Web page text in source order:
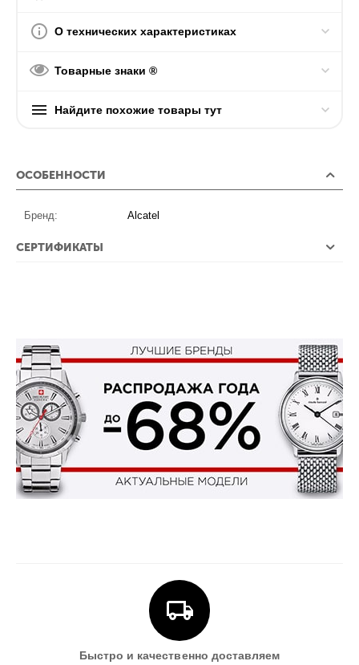
О технических характеристиках
Товарные знаки ®
Найдите похожие товары тут
ОСОБЕННОСТИ
Бренд: Alcatel
СЕРТИФИКАТЫ
Быстро и качественно доставляем